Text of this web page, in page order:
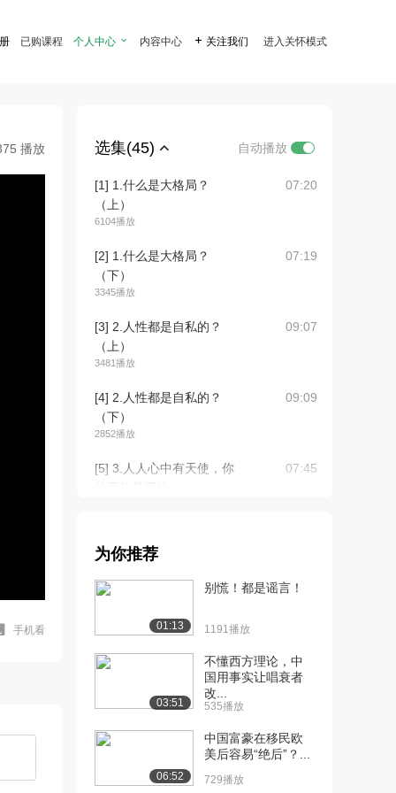
已购课程 个人中心  内容中心  关注我们 进入关怀模式
播放
手机看
选集(45) 自动播放
[1] 1.什么是大格局？
（上）
6104播放
07:20
[2] 1.什么是大格局？
（下）
3345播放
07:19
[3] 2.人性都是自私的？
（上）
3481播放
09:07
[4] 2.人性都是自私的？
（下）
2852播放
09:09
[5] 3.人人心中有天使，你
07:45
的天使是哪位...
[8] 4.人情社会的生存智慧
08:17
[9] 5.为啥老祖宗说的不都
对？（上）
1638播放
08:37
为你推荐
01:13
别慌！都是谣言！
1191播放
03:51
不懂西方理论，中
国用事实让唱衰者
改...
535播放
06:52
中国富豪在移民欧
美后容易“绝后”？...
729播放